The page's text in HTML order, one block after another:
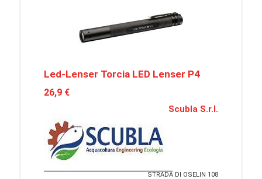
Led-Lenser Torcia LED Lenser P4
26,9 €
Scubla S.r.l.
STRADA DI OSELIN 108